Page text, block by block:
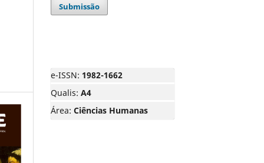
Submissão
e-ISSN: 1982-1662
Qualis: A4
Área: Ciências Humanas